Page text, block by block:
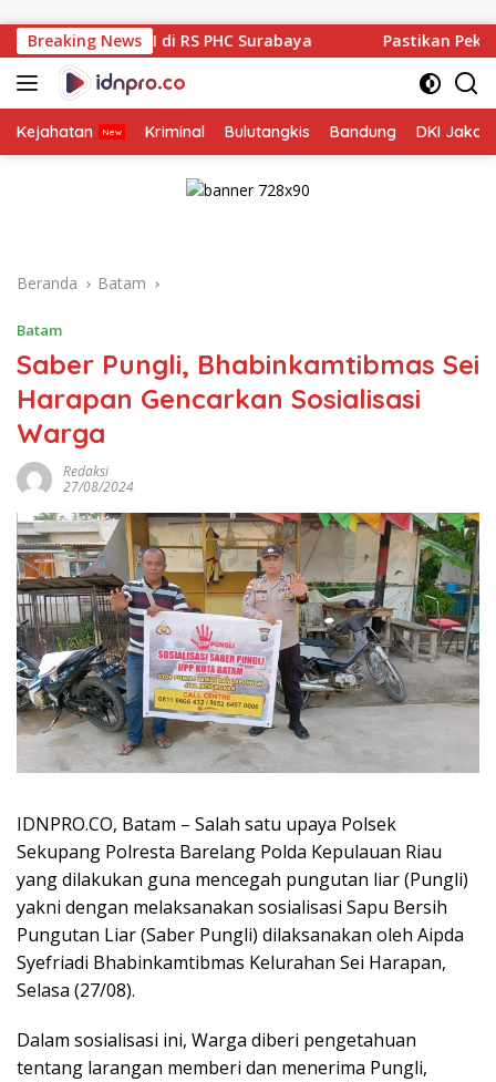
ke
konten
Breaking News
RS PHC Surabaya Pastikan Pekayanan Maksimal,
Kejahatan Kriminal Bulutangkis Bandung DKI
Beranda Batam
Batam
Saber Pungli, Bhabinkamtibmas Sei
Harapan Gencarkan Sosialisasi
Warga
Redaksi
27/08/2024
IDNPRO.CO, Batam – Salah satu upaya Polsek
Sekupang Polresta Barelang Polda Kepulauan Riau
yang dilakukan guna mencegah pungutan liar (Pungli)
yakni dengan melaksanakan sosialisasi Sapu Bersih
Pungutan Liar (Saber Pungli) dilaksanakan oleh Aipda
Syefriadi Bhabinkamtibmas Kelurahan Sei Harapan,
Selasa (27/08).
Dalam sosialisasi ini, Warga diberi pengetahuan
tentang larangan memberi dan menerima Pungli,